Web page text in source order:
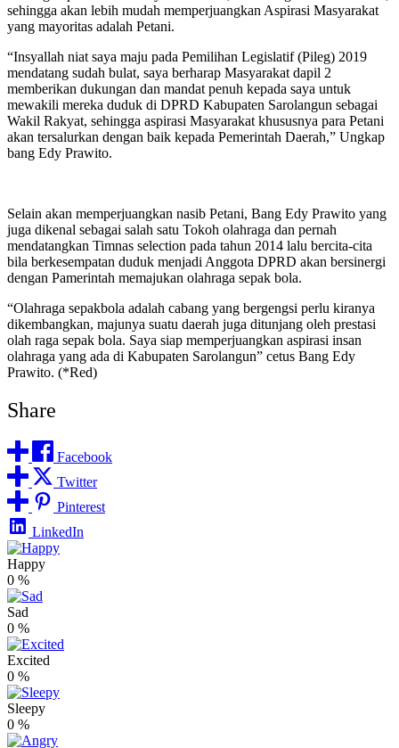
sehingga akan lebih mudah memperjuangkan Aspirasi Masyarakat
yang mayoritas adalah Petani.
“Insyallah niat saya maju pada Pemilihan Legislatif (Pileg) 2019
mendatang sudah bulat, saya berharap Masyarakat dapil 2
memberikan dukungan dan mandat penuh kepada saya untuk
mewakili mereka duduk di DPRD Kabupaten Sarolangun sebagai
Wakil Rakyat, sehingga aspirasi Masyarakat khususnya para Petani
akan tersalurkan dengan baik kepada Pemerintah Daerah,” Ungkap
bang Edy Prawito.
Selain akan memperjuangkan nasib Petani, Bang Edy Prawito yang
juga dikenal sebagai salah satu Tokoh olahraga dan pernah
mendatangkan Timnas selection pada tahun 2014 lalu bercita-cita
bila berkesempatan duduk menjadi Anggota DPRD akan bersinergi
dengan Pamerintah memajukan olahraga sepak bola.
“Olahraga sepakbola adalah cabang yang bergengsi perlu kiranya
dikembangkan, majunya suatu daerah juga ditunjang oleh prestasi
olah raga sepak bola. Saya siap memperjuangkan aspirasi insan
olahraga yang ada di Kabupaten Sarolangun” cetus Bang Edy
Prawito. (*Red)
Share
Facebook
Twitter
Pinterest
LinkedIn
Happy
0 %
Sad
0 %
Excited
0 %
Sleepy
0 %